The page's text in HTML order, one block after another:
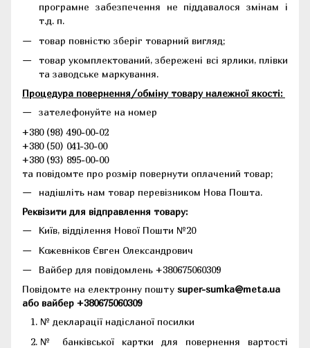
програмне забезпечення не піддавалося змінам і
т.д. п.
товар повністю зберіг товарний вигляд;
товар укомплектований, збережені всі ярлики, плівки
та заводське маркування.
Процедура повернення/обміну товару належної якості:
зателефонуйте на номер
+380 (98) 490-00-02
+380 (50) 041-30-00
+380 (93) 895-00-00
та повідомте про розмір повернути оплачений товар;
надішліть нам товар перевізником Нова Пошта.
Реквізити для відправлення товару:
Київ, відділення Нової Пошти №20
Кожевніков Євген Олександрович
Вайбер для повідомлень +380675060309
Повідомте на електронну пошту super-sumka@meta.ua
або вайбер +380675060309
№ декларації надісланої посилки
№ банківської картки для повернення вартості